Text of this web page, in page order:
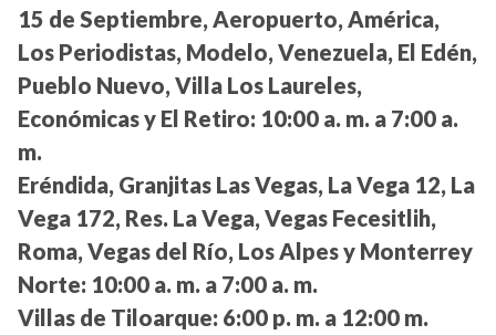
15 de Septiembre, Aeropuerto, América,
Los Periodistas, Modelo, Venezuela, El Edén,
Pueblo Nuevo, Villa Los Laureles,
Económicas y El Retiro: 10:00 a. m. a 7:00 a.
m.
Eréndida, Granjitas Las Vegas, La Vega 12, La
Vega 172, Res. La Vega, Vegas Fecesitlih,
Roma, Vegas del Río, Los Alpes y Monterrey
Norte: 10:00 a. m. a 7:00 a. m.
Villas de Tiloarque: 6:00 p. m. a 12:00 m.